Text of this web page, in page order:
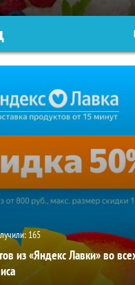
165
из «Яндекс Лавки» во